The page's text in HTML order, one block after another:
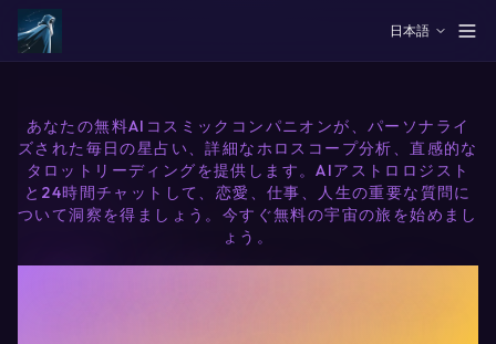
日本語
あなたの無料AIコスミックコンパニオンが、パーソナライ
ズされた毎日の星占い、詳細なホロスコープ分析、直感的な
タロットリーディングを提供します。AIアストロロジスト
と24時間チャットして、恋愛、仕事、人生の重要な質問に
ついて洞察を得ましょう。今すぐ無料の宇宙の旅を始めまし
ょう。